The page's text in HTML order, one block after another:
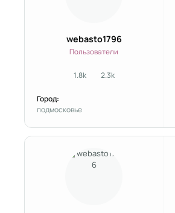
webasto1796
Пользователи
1.8kсообщения
2.3kРепутация
Город:
подмосковье